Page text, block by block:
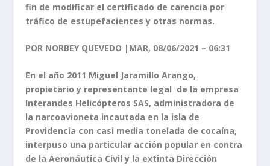
fin de modificar el certificado de carencia por
tráfico de estupefacientes y otras normas.
POR NORBEY QUEVEDO | MAR, 08/06/2021 – 06:31
En el año 2011 Miguel Jaramillo Arango,
propietario y representante legal de la empresa
Interandes Helicópteros SAS, administradora de
la narcoavioneta incautada en la isla de
Providencia con casi media tonelada de cocaína,
interpuso una particular acción popular en contra
de la Aeronáutica Civil y la extinta Dirección